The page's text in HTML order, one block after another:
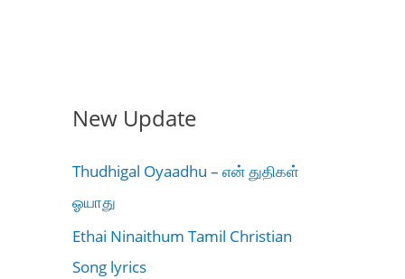
New Update
Thudhigal Oyaadhu – என் துதிகள்
ஓயாது
Ethai Ninaithum Tamil Christian
Song lyrics